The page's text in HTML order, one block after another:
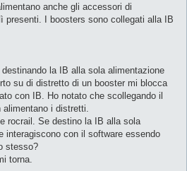
anche gli accessori di
presenti. I boosters sono collegati alla IB
la IB alla sola alimentazione
su di distretto di un booster mi blocca
con IB. Ho notato che scollegando il
i distretti.
rocrail. Se destino la IB alla sola
interagiscono con il software essendo
stesso?
torna.